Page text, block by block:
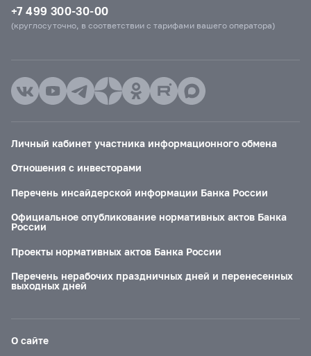
+7 499 300-30-00
(круглосуточно, в соответствии с тарифами вашего оператора)
Личный кабинет участника информационного обмена
Отношения с инвесторами
Перечень инсайдерской информации Банка России
Официальное опубликование нормативных актов Банка
России
Проекты нормативных актов Банка России
Перечень нерабочих праздничных дней и перенесенных
выходных дней
О сайте